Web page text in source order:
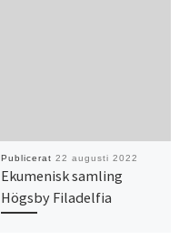
Publicerat 22 augusti 2022
Ekumenisk samling
Högsby Filadelfia